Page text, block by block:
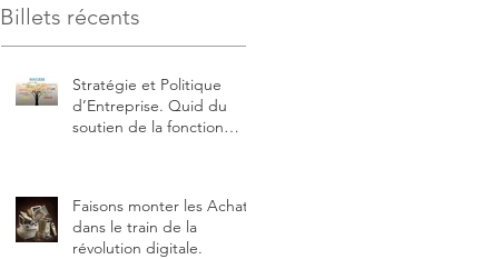
Billets récents
Stratégie et Politique
d’Entreprise. Quid du
soutien de la fonction
Faisons monter les Achats
dans le train de la
révolution digitale.